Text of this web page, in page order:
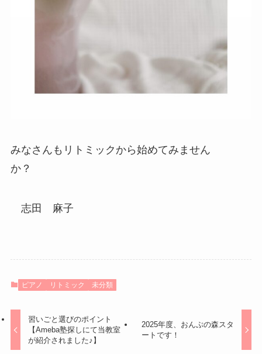
みなさんもリトミックから始めてみません
か？
志田 麻子
ピアノ リトミック 未分類
習いごと選びのポイント
【Ameba塾探しにて当教室
が紹介されました♪】
2025年度、おんぷの森スタ
ートです！